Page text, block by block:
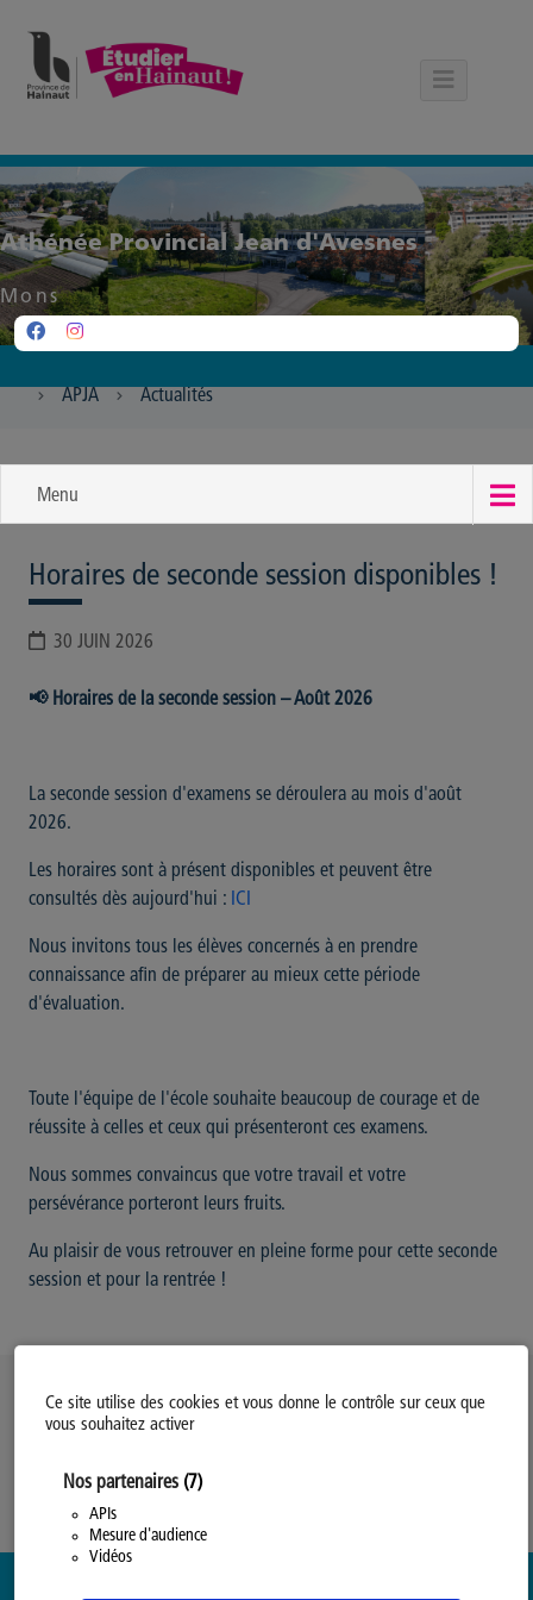
Ce site utilise des cookies et vous donne le contrôle sur ceux que
vous souhaitez activer
Nos partenaires (7)
APIs
Mesure d'audience
Vidéos
Athénée Provincial Jean d'Avesnes
Mons
APJA Actualités
Menu
Horaires de seconde session disponibles !
30 JUIN 2026
📢 Horaires de la seconde session – Août 2026
La seconde session d'examens se déroulera au mois d'août
2026.
Les horaires sont à présent disponibles et peuvent être
consultés dès aujourd'hui : ICI
Nous invitons tous les élèves concernés à en prendre
connaissance afin de préparer au mieux cette période
d'évaluation.
Toute l'équipe de l'école souhaite beaucoup de courage et de
réussite à celles et ceux qui présenteront ces examens.
Nous sommes convaincus que votre travail et votre
persévérance porteront leurs fruits.
Au plaisir de vous retrouver en pleine forme pour cette seconde
session et pour la rentrée !
Politique d’utilisation des Cookies